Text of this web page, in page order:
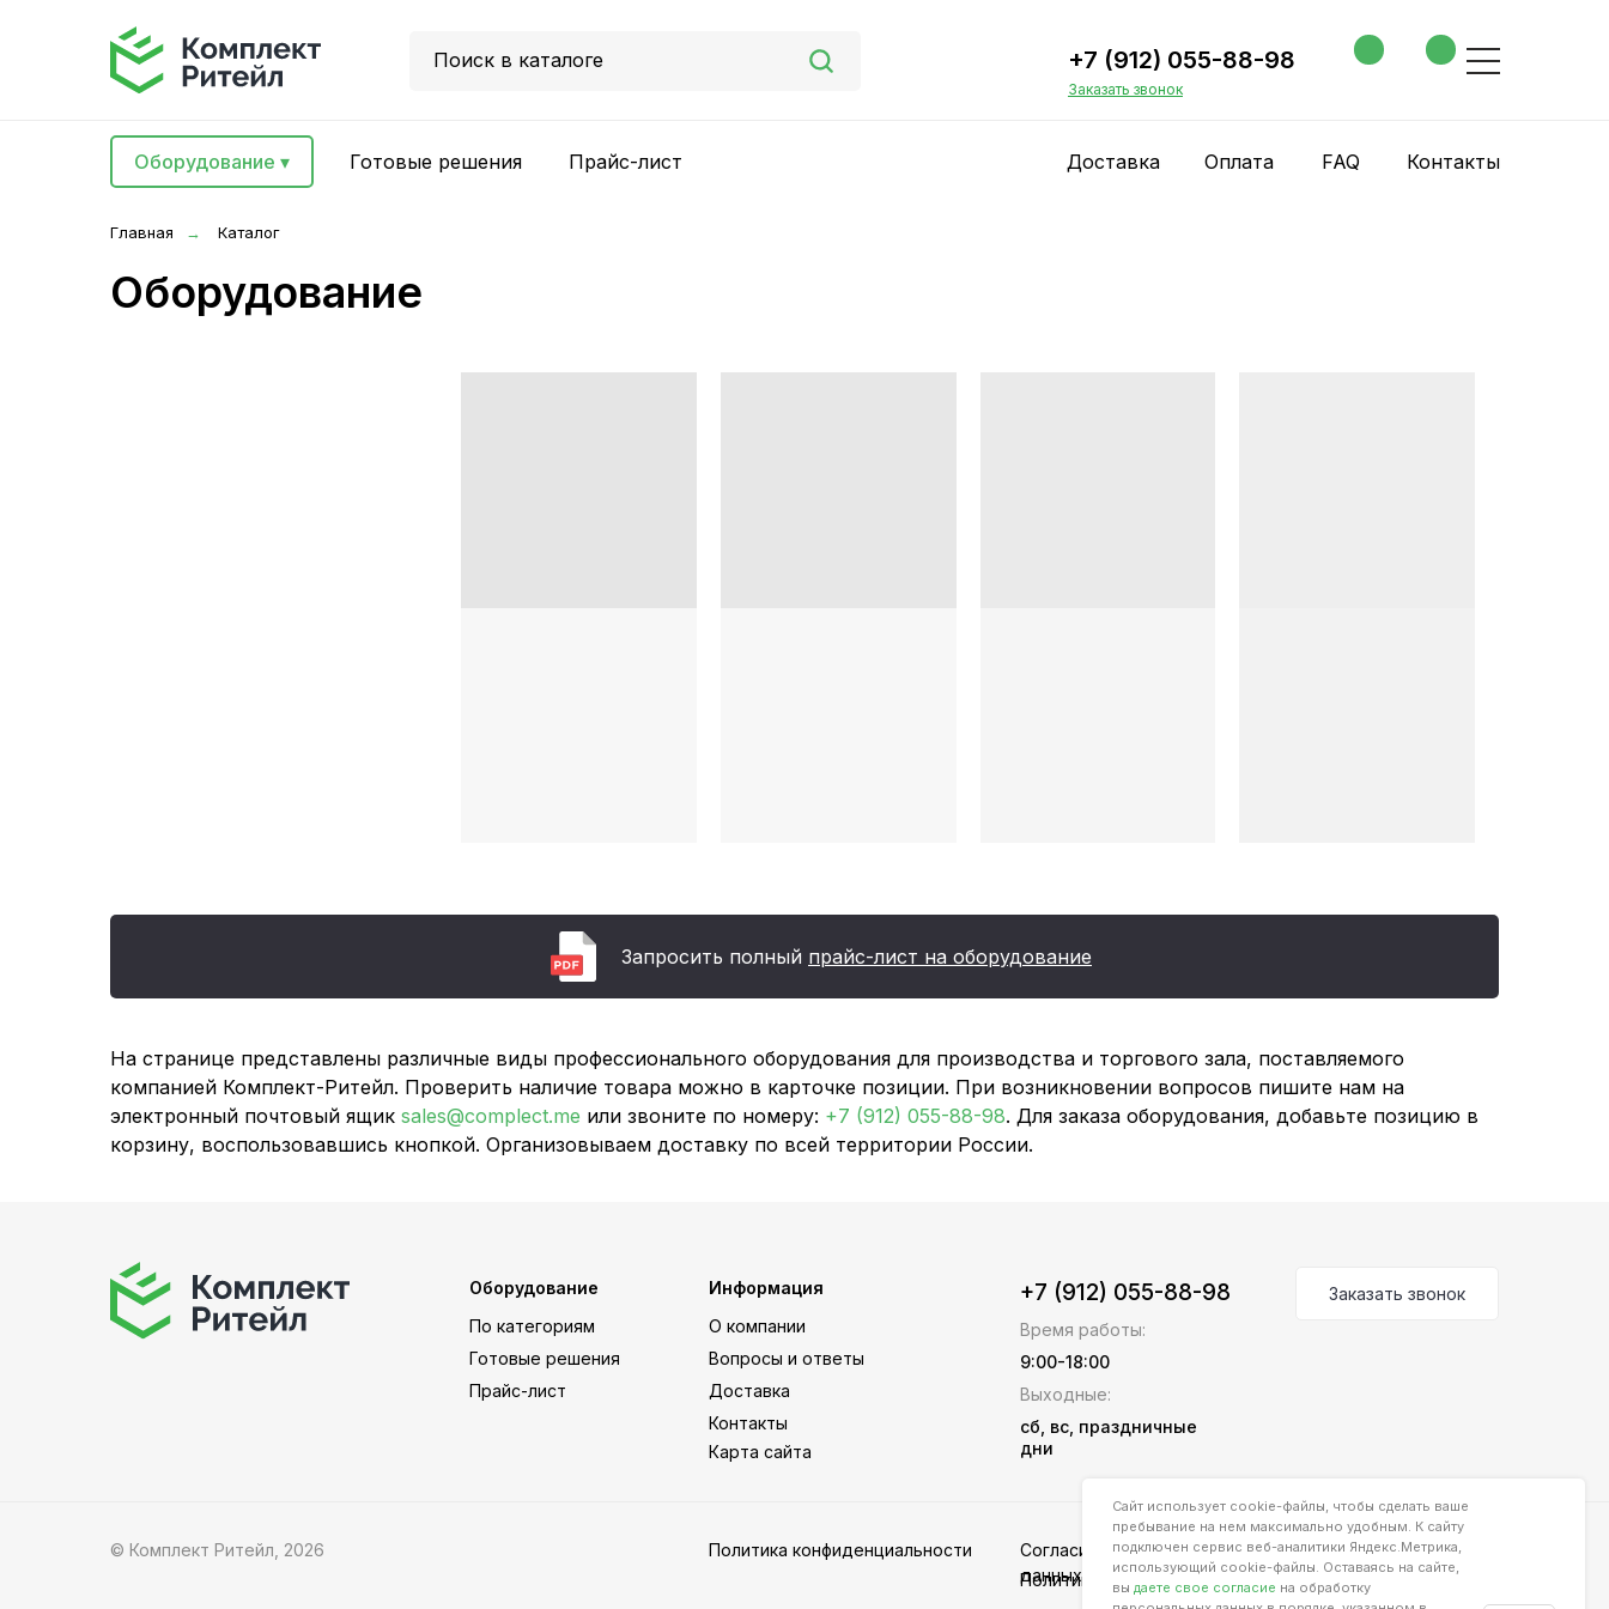
Поиск в каталоге +7 (912) 055-88-98
Заказать звонок
Оборудование ▾ Готовые решения Прайс-лист Доставка FAQ Контакты
Оплата
Главная → Каталог
Оборудование
Запросить полный прайс-лист на оборудование
На странице представлены различные виды профессионального оборудования для производства и торгового зала, поставляемого
компанией Комплект-Ритейл. Проверить наличие товара можно в карточке позиции. При возникновении вопросов пишите нам на
электронный почтовый ящик sales@complect.me или звоните по номеру: +7 (912) 055-88-98. Для заказа оборудования, добавьте позицию в
корзину, воспользовавшись кнопкой. Организовываем доставку по всей территории России.
Оборудование
По категориям
Готовые решения
Прайс-лист
Информация
О компании
Вопросы и ответы
Доставка
Контакты
+7 (912) 055-88-98
Время работы:
9:00-18:00
Выходные:
сб, вс, праздничные
дни
Заказать звонок
© Комплект Ритейл, 2026
Карта сайта
Политика конфиденциальности
Политика использования файлов cookies
Согласие на обработку персональных
данных
Сайт использует cookie-файлы, чтобы сделать ваше
пребывание на нем максимально удобным. К cайту
подключен сервис веб-аналитики Яндекс.Метрика,
использующий cookie-файлы. Оставаясь на сайте,
вы даете свое согласие на обработку